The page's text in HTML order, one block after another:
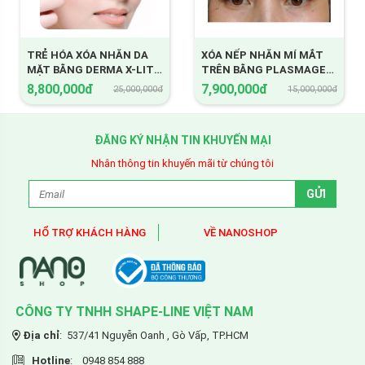
Hình ảnh công nghệ Plasmage trẻ hóa xóa nhăn vùng cổ
phương pháp mới nhất được shapeline độc quyền đưa vào ứng
dụng trong thời gian gần đây để thay thế các trẻ hóa xóa nhăn
vùng cổ thông thường trước đây kem hiệu quả, thiếu an toàn và
gây đau đớn như phẩu thuật, tiêm thuốc, laser, cấy chỉ... Với trẻ
TRẺ HÓA XÓA NHĂN DA
MẶT BẰNG DERMA X-LITE
& SHR SAPHIRE MOTION
8,800,000đ 25,000,000đ
XÓA NẾP NHĂN MÍ MẮT
TRÊN BẰNG PLASMAGE
THẾ HỆ MỚI
7,900,000đ 15,000,000đ
ĐĂNG KÝ NHẬN TIN KHUYẾN MẠI
Nhân thông tin khuyến mãi từ chúng tôi
HỔ TRỢ KHÁCH HÀNG VỀ NANOSHOP
CÔNG TY TNHH SHAPE-LINE VIỆT NAM
Địa chỉ: 537/41 Nguyễn Oanh , Gò Vấp, TP.HCM
Hotline: 0948 854 888